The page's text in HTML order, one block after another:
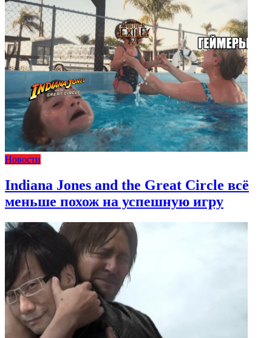
Новости
Indiana Jones and the Great Circle всё
меньше похож на успешную игру